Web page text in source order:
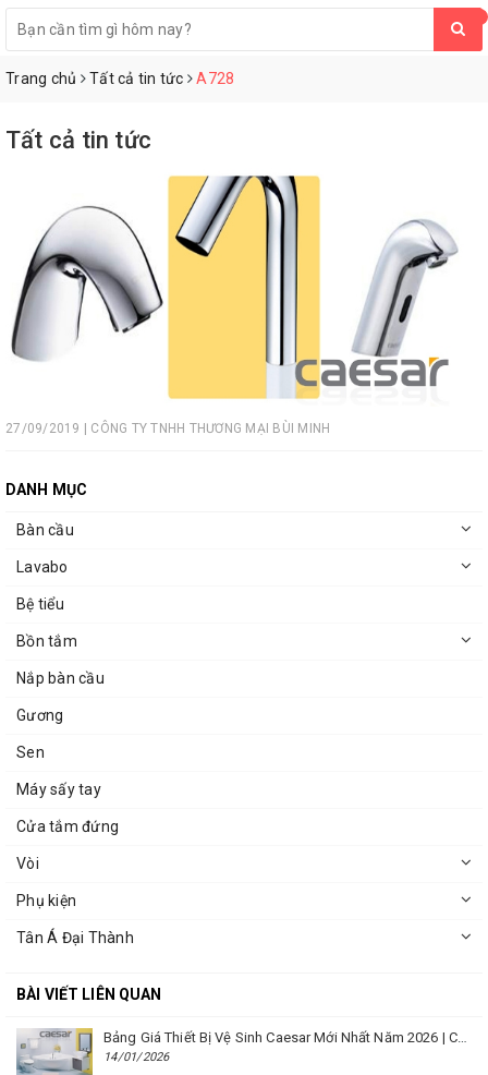
Trang chủ Tất cả tin tức A728
Tất cả tin tức
27/09/2019 | CÔNG TY TNHH THƯƠNG MẠI BÙI MINH
DANH MỤC
Bàn cầu
Lavabo
Bệ tiểu
Bồn tắm
Nắp bàn cầu
Gương
Sen
Máy sấy tay
Cửa tắm đứng
Vòi
Phụ kiện
Tân Á Đại Thành
BÀI VIẾT LIÊN QUAN
14/01/2026